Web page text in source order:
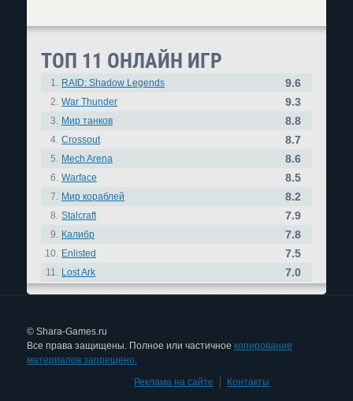
ТОП 11 ОНЛАЙН ИГР
1. RAID: Shadow Legends 9.6
2. War Thunder 9.3
3. Мир танков 8.8
4. Crossout 8.7
5. Mech Arena 8.6
6. Warface 8.5
7. Мир кораблей 8.2
8. Stalcraft 7.9
9. Калибр 7.8
10. Enlisted 7.5
11. Lost Ark 7.0
© Shara-Games.ru
Все права защищены. Полное или частичное копирование
материалов запрещено.
Реклама на сайте
Контакты